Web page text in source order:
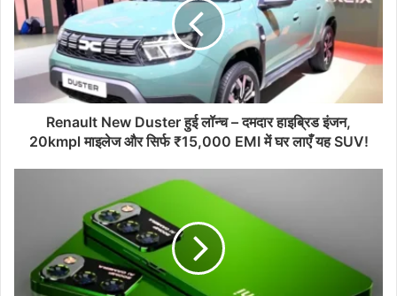
Renault New Duster हुई लॉन्च – दमदार हाइब्रिड इंजन,
20kmpl माइलेज और सिर्फ ₹15,000 EMI में घर लाएँ यह SUV!